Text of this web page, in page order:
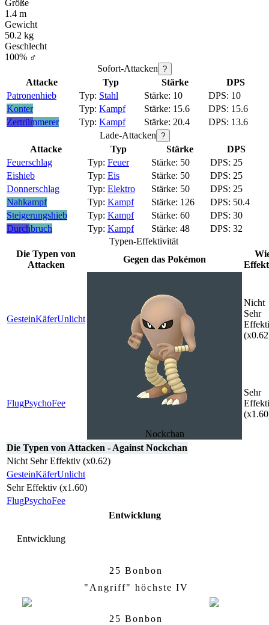
Größe
1.4 m
Gewicht
50.2 kg
Geschlecht
100% ♂
Sofort-Attacken ?
Attacke Typ Stärke
DPS
Patronenhieb
Stahl 10
10
Konter
Kampf 15.6
15.6
Zertrümmerer
Kampf 20.4
13.6
Lade-Attacken ?
Attacke Typ Stärke
DPS
Feuerschlag
Feuer 50
25
Eishieb
Eis 50
25
Donnerschlag
Elektro 50
25
Nahkampf
Kampf 126
50.4
Steigerungshieb
Kampf 60
30
Durchbruch
Kampf 48
32
Typen-Effektivität
Die Typen von
Attacken
Gegen das Pokémon
GesteinKäferUnlicht
Nockchan
Nicht
Sehr
FlugPsychoFee
Sehr
Die Typen von Attacken - Against Nockchan
Nicht Sehr Effektiv (x0.62)
GesteinKäferUnlicht
Sehr Effektiv (x1.60)
FlugPsychoFee
Entwicklung
Entwicklung
25 Bonbon
"Angriff" höchste IV
25 Bonbon